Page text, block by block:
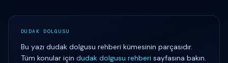
DUDAK DOLGUSU
Bu yazı dudak dolgusu rehberi kümesinin parçasıdır.
Tüm konular için dudak dolgusu rehberi sayfasına bakın.